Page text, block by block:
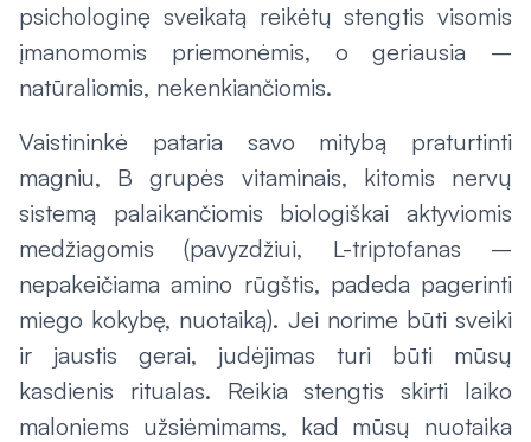
psichologinę sveikatą reikėtų stengtis visomis
įmanomomis priemonėmis, o geriausia –
natūraliomis, nekenkiančiomis.
Vaistininkė pataria savo mitybą praturtinti
magniu, B grupės vitaminais, kitomis nervų
sistemą palaikančiomis biologiškai aktyviomis
medžiagomis (pavyzdžiui, L-triptofanas –
nepakeičiama amino rūgštis, padeda pagerinti
miego kokybę, nuotaiką). Jei norime būti sveiki
ir jaustis gerai, judėjimas turi būti mūsų
kasdienis ritualas. Reikia stengtis skirti laiko
maloniems užsiėmimams, kad mūsų nuotaika